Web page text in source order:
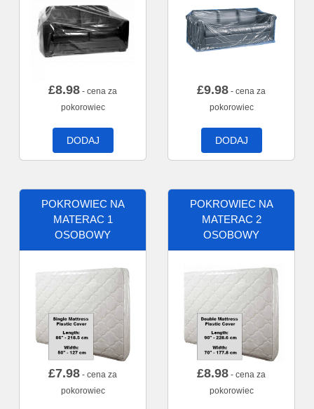
£8.98 - cena za
pokorowiec
DODAJ
£9.98 - cena za
pokorowiec
DODAJ
POKROWIEC NA
MATERAC 1
OSOBOWY
£7.98 - cena za
pokorowiec
POKROWIEC NA
MATERAC 2
OSOBOWY
£8.98 - cena za
pokorowiec